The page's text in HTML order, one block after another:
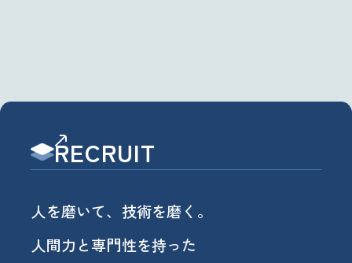
RECRUIT
人を磨いて、技術を磨く。
人間力と専門性を持った